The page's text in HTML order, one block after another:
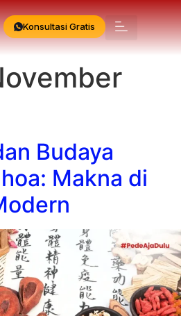
Konsultasi Gratis
Budaya
Makna di